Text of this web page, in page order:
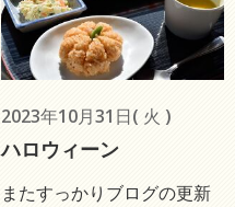
2023年10月31日( 火 )
ハロウィーン
またすっかりブログの更新